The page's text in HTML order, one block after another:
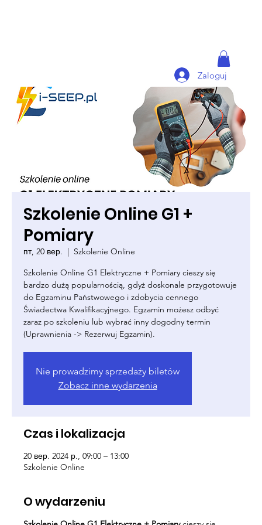
Zaloguj
Szkolenie Online G1 +
Pomiary
пт, 20 вер.
  |
Szkolenie Online
Szkolenie Online G1 Elektryczne + Pomiary cieszy się
bardzo dużą popularnością, gdyż doskonale przygotowuje
do Egzaminu Państwowego i zdobycia cennego
Świadectwa Kwalifikacyjnego. Egzamin możesz odbyć
zaraz po szkoleniu lub wybrać inny dogodny termin
(Uprawnienia -> Rezerwuj Egzamin).
Nie prowadzimy sprzedaży biletów
Zobacz inne wydarzenia
Czas i lokalizacja
20 вер. 2024 р., 09:00 – 13:00
Szkolenie Online
O wydarzeniu